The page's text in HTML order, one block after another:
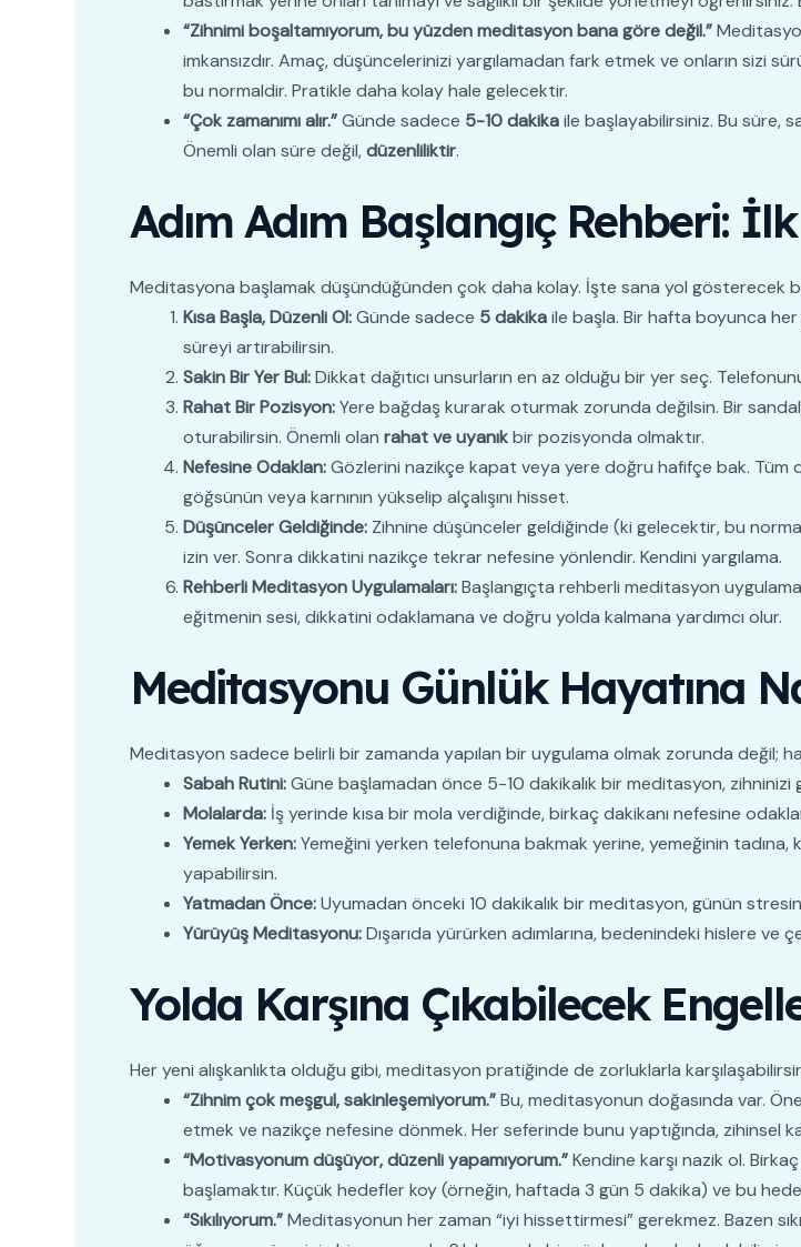
“Zihnimi boşaltamıyorum, bu yüzden meditasyon bana göre değil.”
imkansızdır. Amaç, düşüncelerinizi yargılamadan fark etmek ve onların sizi
bu normaldir. Pratikle daha kolay hale gelecektir.
“Çok zamanımı alır.”Günde sadece 5-10 dakikaile başlayabilirsiniz. Bu süre,
Önemli olan süre değil,düzenliliktir.
Adım Adım Başlangıç Rehberi: İlk
Meditasyona başlamak düşündüğünden çok daha kolay. İşte sana yol gösterecek
Kısa Başla, Düzenli Ol:Günde sadece 5 dakikaile başla. Bir hafta boyunca her
süreyi artırabilirsin.
Sakin Bir Yer Bul:Dikkat dağıtıcı unsurların en az olduğu bir yer seç.
Rahat Bir Pozisyon:Yere bağdaş kurarak oturmak zorunda değilsin. Bir
oturabilirsin. Önemli olan rahat ve uyanıkbir pozisyonda olmaktır.
Nefesine Odaklan:Gözlerini nazikçe kapat veya yere doğru hafifçe bak. Tüm
göğsünün veya karnının yükselip alçalışını hisset.
Düşünceler Geldiğinde: Zihnine düşünceler geldiğinde (ki gelecektir, bu
izin ver. Sonra dikkatini nazikçe tekrar nefesine yönlendir. Kendini yargılama.
Rehberli Meditasyon Uygulamaları:Başlangıçta rehberli meditasyon
eğitmenin sesi, dikkatini odaklamana ve doğru yolda kalmana yardımcı olur.
Meditasyonu Günlük Hayatına
Meditasyon sadece belirli bir zamanda yapılan bir uygulama olmak zorunda değil;
Sabah Rutini:Güne başlamadan önce 5-10 dakikalık bir meditasyon, zihninizi
Molalarda: İş yerinde kısa bir mola verdiğinde, birkaç dakikanı nefesine
Yemek Yerken:Yemeğini yerken telefonuna bakmak yerine, yemeğinin
yapabilirsin.
Yatmadan Önce:Uyumadan önceki 10 dakikalık bir meditasyon, günün
Yürüyüş Meditasyonu:Dışarıda yürürken adımlarına, bedenindeki hislere
Yolda Karşına Çıkabilecek
Her yeni alışkanlıkta olduğu gibi, meditasyon pratiğinde de zorluklarla
“Zihnim çok meşgul, sakinleşemiyorum.”Bu, meditasyonun doğasında var.
etmek ve nazikçe nefesine dönmek. Her seferinde bunu yaptığında, zihinsel
“Motivasyonum düşüyor, düzenli yapamıyorum.”Kendine karşı nazik ol.
başlamaktır. Küçük hedefler koy (örneğin, haftada 3 gün 5 dakika) ve bu
“Sıkılıyorum.”Meditasyonun her zaman “iyi hissettirmesi” gerekmez. Bazen